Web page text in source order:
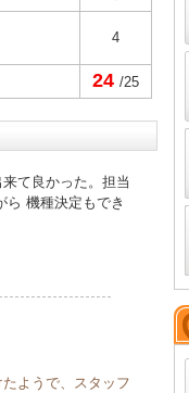
4
24 /25
て良かった。担当
ら 機種決定もでき
ようで、スタッフ